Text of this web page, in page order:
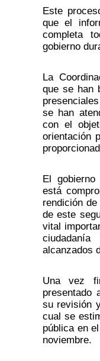
Este
que el
completa
gobierno
La
que se han
se han
con el
orientación
El
está
rendición
de este
vital
alcanzados
Una vez
presentado
su revisión
cual se
pública en
noviembre.